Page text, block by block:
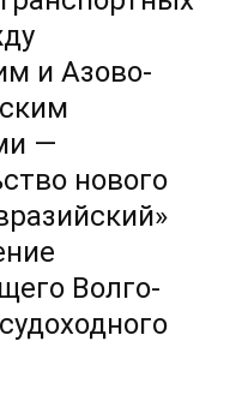
и Азово-
—
нового
Волго-